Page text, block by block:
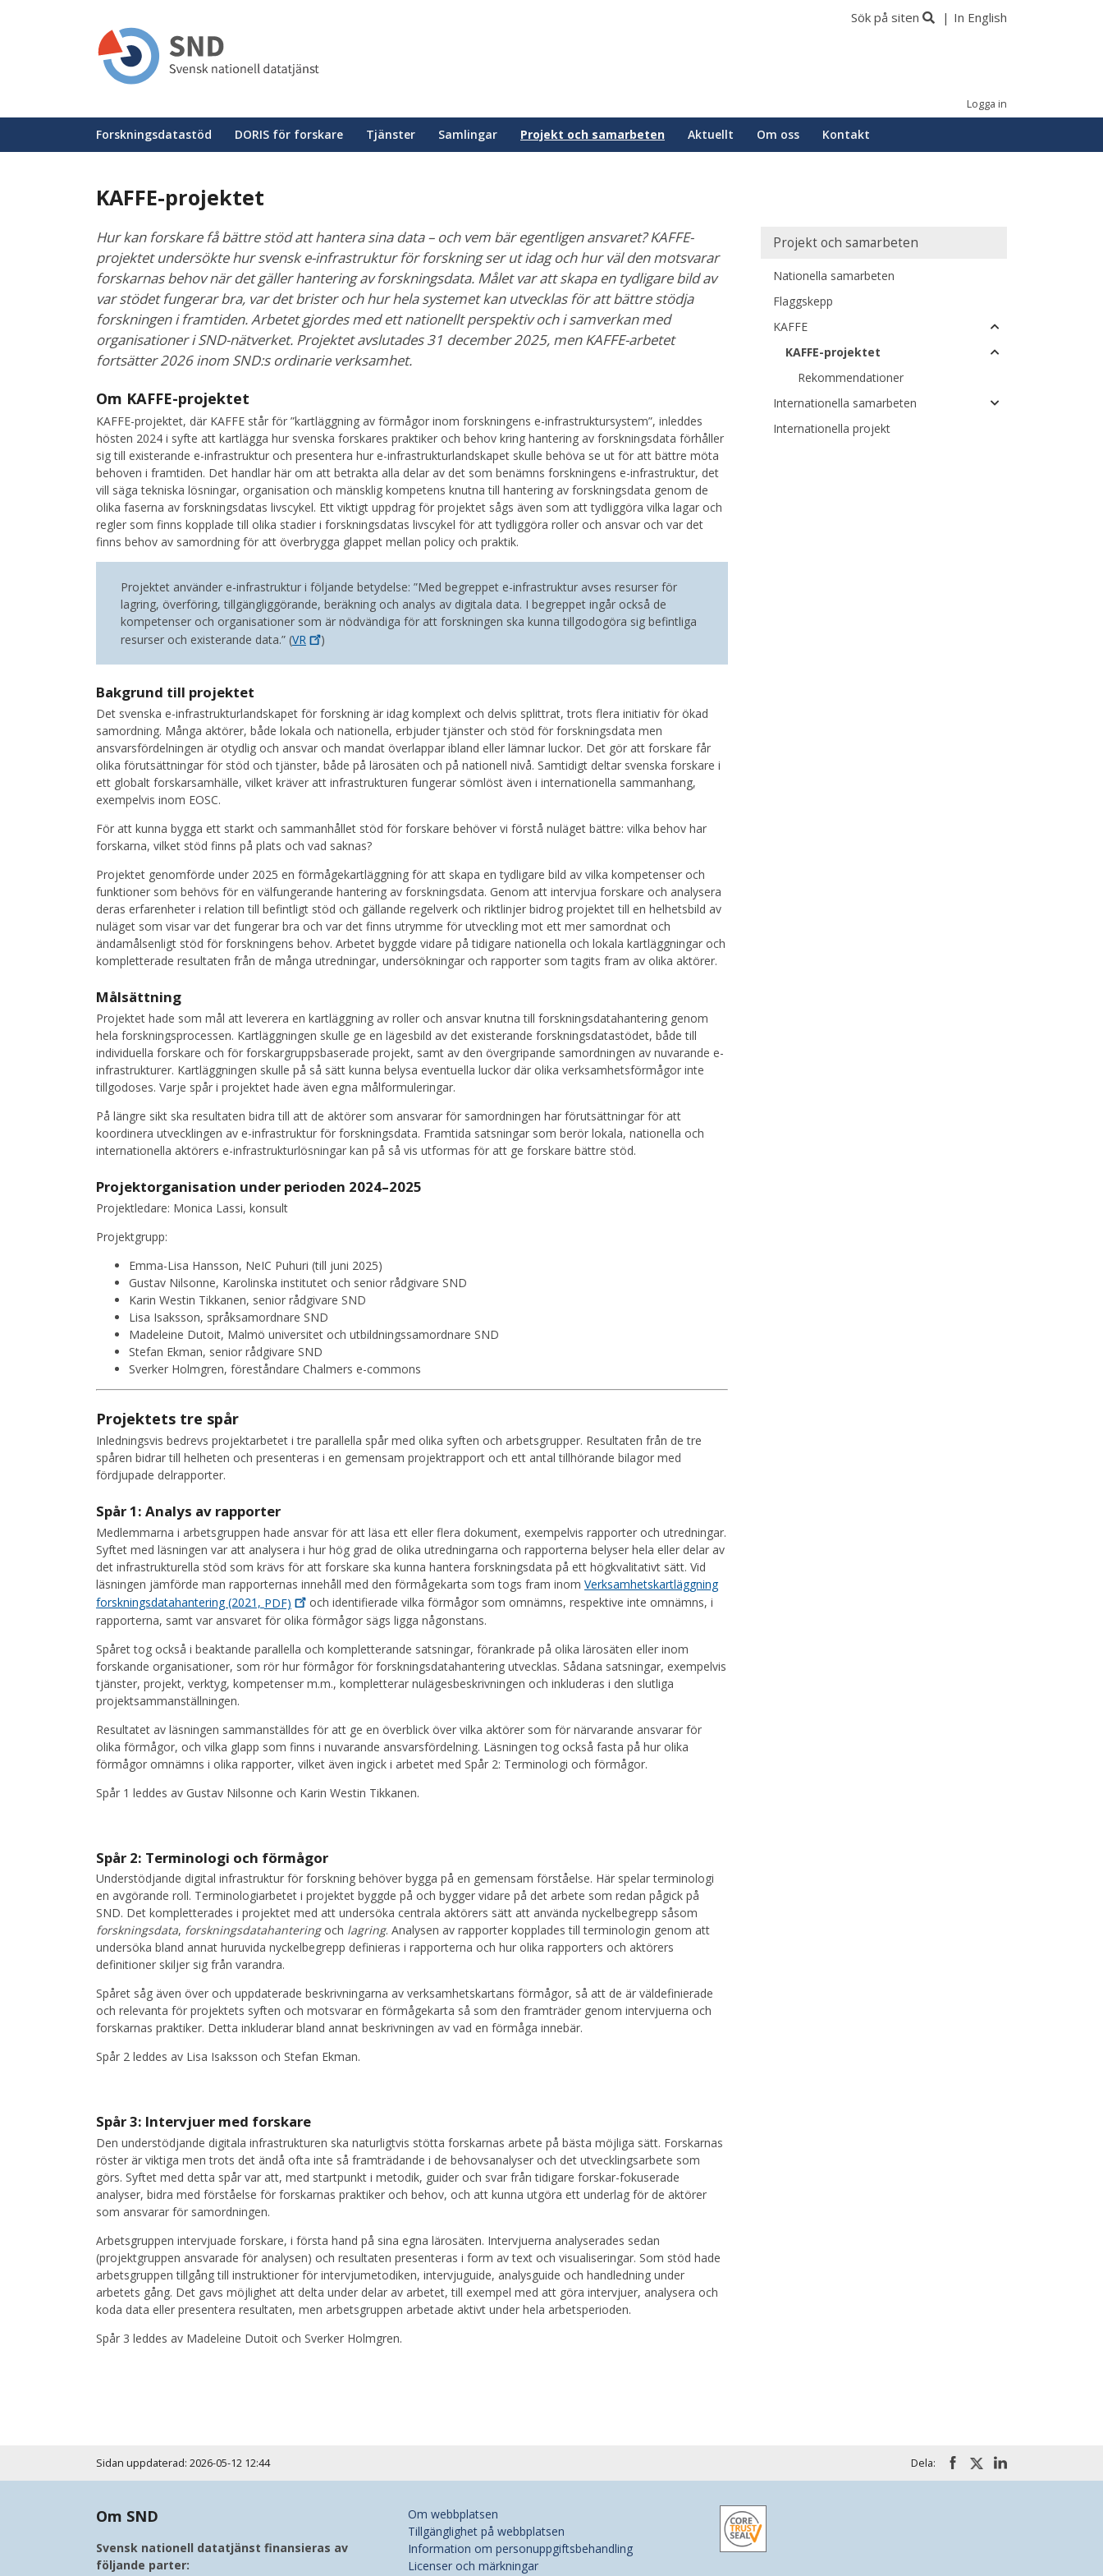
Sök på siten In English
Logga in
Huvudmeny
Forskningsdatastöd DORIS för forskare Tjänster Samlingar Projekt och samarbeten Aktuellt Om oss Kontakt
KAFFE-projektet
Hur kan forskare få bättre stöd att hantera sina data – och vem bär egentligen ansvaret? KAFFE-
projektet undersökte hur svensk e-infrastruktur för forskning ser ut idag och hur väl den motsvarar
forskarnas behov när det gäller hantering av forskningsdata. Målet var att skapa en tydligare bild av
var stödet fungerar bra, var det brister och hur hela systemet kan utvecklas för att bättre stödja
forskningen i framtiden. Arbetet gjordes med ett nationellt perspektiv och i samverkan med
organisationer i SND-nätverket. Projektet avslutades 31 december 2025, men KAFFE-arbetet
fortsätter 2026 inom SND:s ordinarie verksamhet.
Om KAFFE-projektet
KAFFE-projektet, där KAFFE står för ”kartläggning av förmågor inom forskningens e-infrastruktursystem”, inleddes
hösten 2024 i syfte att kartlägga hur svenska forskares praktiker och behov kring hantering av forskningsdata förhåller
sig till existerande e-infrastruktur och presentera hur e-infrastrukturlandskapet skulle behöva se ut för att bättre möta
behoven i framtiden. Det handlar här om att betrakta alla delar av det som benämns forskningens e-infrastruktur, det
vill säga tekniska lösningar, organisation och mänsklig kompetens knutna till hantering av forskningsdata genom de
olika faserna av forskningsdatas livscykel. Ett viktigt uppdrag för projektet sågs även som att tydliggöra vilka lagar och
regler som finns kopplade till olika stadier i forskningsdatas livscykel för att tydliggöra roller och ansvar och var det
finns behov av samordning för att överbrygga glappet mellan policy och praktik.
Projektet använder e-infrastruktur i följande betydelse: ”Med begreppet e-infrastruktur avses resurser för
lagring, överföring, tillgängliggörande, beräkning och analys av digitala data. I begreppet ingår också de
kompetenser och organisationer som är nödvändiga för att forskningen ska kunna tillgodogöra sig befintliga
resurser och existerande data.” (VR )
Bakgrund till projektet
Det svenska e-infrastrukturlandskapet för forskning är idag komplext och delvis splittrat, trots flera initiativ för ökad
samordning. Många aktörer, både lokala och nationella, erbjuder tjänster och stöd för forskningsdata men
ansvarsfördelningen är otydlig och ansvar och mandat överlappar ibland eller lämnar luckor. Det gör att forskare får
olika förutsättningar för stöd och tjänster, både på lärosäten och på nationell nivå. Samtidigt deltar svenska forskare i
ett globalt forskarsamhälle, vilket kräver att infrastrukturen fungerar sömlöst även i internationella sammanhang,
exempelvis inom EOSC.
För att kunna bygga ett starkt och sammanhållet stöd för forskare behöver vi förstå nuläget bättre: vilka behov har
forskarna, vilket stöd finns på plats och vad saknas?
Projektet genomförde under 2025 en förmågekartläggning för att skapa en tydligare bild av vilka kompetenser och
funktioner som behövs för en välfungerande hantering av forskningsdata. Genom att intervjua forskare och analysera
deras erfarenheter i relation till befintligt stöd och gällande regelverk och riktlinjer bidrog projektet till en helhetsbild av
nuläget som visar var det fungerar bra och var det finns utrymme för utveckling mot ett mer samordnat och
ändamålsenligt stöd för forskningens behov. Arbetet byggde vidare på tidigare nationella och lokala kartläggningar och
kompletterade resultaten från de många utredningar, undersökningar och rapporter som tagits fram av olika aktörer.
Målsättning
Projektet hade som mål att leverera en kartläggning av roller och ansvar knutna till forskningsdatahantering genom
hela forskningsprocessen. Kartläggningen skulle ge en lägesbild av det existerande forskningsdatastödet, både till
individuella forskare och för forskargruppsbaserade projekt, samt av den övergripande samordningen av nuvarande e-
infrastrukturer. Kartläggningen skulle på så sätt kunna belysa eventuella luckor där olika verksamhetsförmågor inte
tillgodoses. Varje spår i projektet hade även egna målformuleringar.
På längre sikt ska resultaten bidra till att de aktörer som ansvarar för samordningen har förutsättningar för att
koordinera utvecklingen av e-infrastruktur för forskningsdata. Framtida satsningar som berör lokala, nationella och
internationella aktörers e-infrastrukturlösningar kan på så vis utformas för att ge forskare bättre stöd.
Projektorganisation under perioden 2024–2025
Projektledare: Monica Lassi, konsult
Projektgrupp:
Emma-Lisa Hansson, NeIC Puhuri (till juni 2025)
Gustav Nilsonne, Karolinska institutet och senior rådgivare SND
Karin Westin Tikkanen, senior rådgivare SND
Lisa Isaksson, språksamordnare SND
Madeleine Dutoit, Malmö universitet och utbildningssamordnare SND
Stefan Ekman, senior rådgivare SND
Sverker Holmgren, föreståndare Chalmers e-commons
Projektets tre spår
Inledningsvis bedrevs projektarbetet i tre parallella spår med olika syften och arbetsgrupper. Resultaten från de tre
spåren bidrar till helheten och presenteras i en gemensam projektrapport och ett antal tillhörande bilagor med
fördjupade delrapporter.
Spår 1: Analys av rapporter
Medlemmarna i arbetsgruppen hade ansvar för att läsa ett eller flera dokument, exempelvis rapporter och utredningar.
Syftet med läsningen var att analysera i hur hög grad de olika utredningarna och rapporterna belyser hela eller delar av
det infrastrukturella stöd som krävs för att forskare ska kunna hantera forskningsdata på ett högkvalitativt sätt. Vid
läsningen jämförde man rapporternas innehåll med den förmågekarta som togs fram inom Verksamhetskartläggning
forskningsdatahantering (2021, PDF)
och identifierade vilka förmågor som omnämns, respektive inte omnämns, i
rapporterna, samt var ansvaret för olika förmågor sägs ligga någonstans.
Spåret tog också i beaktande parallella och kompletterande satsningar, förankrade på olika lärosäten eller inom
forskande organisationer, som rör hur förmågor för forskningsdatahantering utvecklas. Sådana satsningar, exempelvis
tjänster, projekt, verktyg, kompetenser m.m., kompletterar nulägesbeskrivningen och inkluderas i den slutliga
projektsammanställningen.
Resultatet av läsningen sammanställdes för att ge en överblick över vilka aktörer som för närvarande ansvarar för
olika förmågor, och vilka glapp som finns i nuvarande ansvarsfördelning. Läsningen tog också fasta på hur olika
förmågor omnämns i olika rapporter, vilket även ingick i arbetet med Spår 2: Terminologi och förmågor.
Spår 1 leddes av Gustav Nilsonne och Karin Westin Tikkanen.
Spår 2: Terminologi och förmågor
Understödjande digital infrastruktur för forskning behöver bygga på en gemensam förståelse. Här spelar terminologi
en avgörande roll. Terminologiarbetet i projektet byggde på och bygger vidare på det arbete som redan pågick på
SND. Det kompletterades i projektet med att undersöka centrala aktörers sätt att använda nyckelbegrepp såsom
forskningsdata, forskningsdatahanteringoch lagring. Analysen av rapporter kopplades till terminologin genom att
undersöka bland annat huruvida nyckelbegrepp definieras i rapporterna och hur olika rapporters och aktörers
definitioner skiljer sig från varandra.
Spåret såg även över och uppdaterade beskrivningarna av verksamhetskartans förmågor, så att de är väldefinierade
och relevanta för projektets syften och motsvarar en förmågekarta så som den framträder genom intervjuerna och
forskarnas praktiker. Detta inkluderar bland annat beskrivningen av vad en förmåga innebär.
Spår 2 leddes av Lisa Isaksson och Stefan Ekman.
Spår 3: Intervjuer med forskare
Den understödjande digitala infrastrukturen ska naturligtvis stötta forskarnas arbete på bästa möjliga sätt. Forskarnas
röster är viktiga men trots det ändå ofta inte så framträdande i de behovsanalyser och det utvecklingsarbete som
görs. Syftet med detta spår var att, med startpunkt i metodik, guider och svar från tidigare forskar-fokuserade
analyser, bidra med förståelse för forskarnas praktiker och behov, och att kunna utgöra ett underlag för de aktörer
som ansvarar för samordningen.
Arbetsgruppen intervjuade forskare, i första hand på sina egna lärosäten. Intervjuerna analyserades sedan
(projektgruppen ansvarade för analysen) och resultaten presenteras i form av text och visualiseringar. Som stöd hade
arbetsgruppen tillgång till instruktioner för intervjumetodiken, intervjuguide, analysguide och handledning under
arbetets gång. Det gavs möjlighet att delta under delar av arbetet, till exempel med att göra intervjuer, analysera och
koda data eller presentera resultaten, men arbetsgruppen arbetade aktivt under hela arbetsperioden.
Spår 3 leddes av Madeleine Dutoit och Sverker Holmgren.
Main
Projekt och samarbeten
Nationella samarbeten
Flaggskepp
KAFFE
KAFFE-projektet
Rekommendationer
Internationella samarbeten
Internationella projekt
Sidan uppdaterad: 2026-05-12 12:44 Dela:
Om SND
Svensk nationell datatjänst finansieras av
följande parter:
Om webbplatsen
Tillgänglighet på webbplatsen
Information om personuppgiftsbehandling
Licenser och märkningar